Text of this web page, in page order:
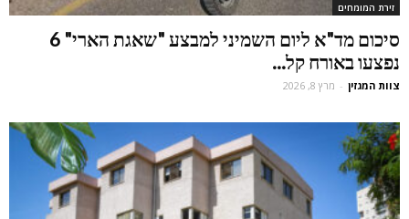
זירת המומחים
סיכום מד"א ליום השמיני למבצע "שאגת הארי" 6
נפצעו באורח קל...
צוות המגזין - מרץ 8, 2026